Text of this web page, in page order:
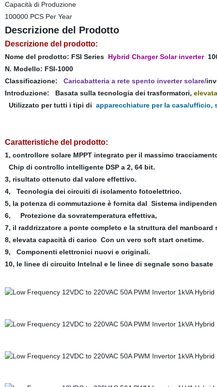
Capacità di Produzione
100000 PCS Per Year
Descrizione del Prodotto
Descrizione del prodotto:
Nome del prodotto: FSI SeriesHybrid Charger Solar inverter
N. Modello: FSI-1000
Classificazione: Caricabatteria a rete spento inverter solare/
Introduzione: Basata sulla tecnologia dei trasformatori,
Utilizzato per tutti i tipi di apparecchiature per la casa/ufficio,
Caratteristiche del prodotto:
1, controllore solare MPPT integrato per il massimo
Chip di controllo intelligente DSP a 2, 64 bit.
3, risultato ottenuto dal valore effettivo.
4, Tecnologia dei circuiti di isolamento fotoelettrico.
5, la potenza di commutazione è fornita dal Sistema
6, Protezione da sovratemperatura effettiva,
7, il raddrizzatore a ponte completo e la struttura del
8, elevata capacità di carico Con un vero soft start onetime.
9, Componenti elettronici nuovi e originali.
10, le linee di circuito Intelnal e le linee di segnale sono